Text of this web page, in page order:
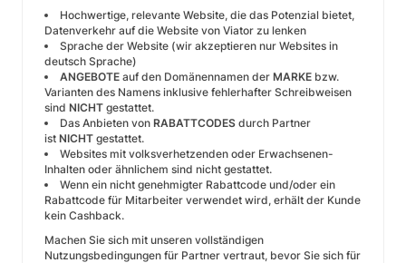
Hochwertige, relevante Website, die das Potenzial bietet,
Datenverkehr auf die Website von Viator zu lenken
Sprache der Website (wir akzeptieren nur Websites in
deutsch Sprache)
ANGEBOTE auf den Domänennamen der MARKE bzw.
Varianten des Namens inklusive fehlerhafter Schreibweisen
sind NICHT gestattet.
Das Anbieten von RABATTCODES durch Partner
ist NICHT gestattet.
Websites mit volksverhetzenden oder Erwachsenen-
Inhalten oder ähnlichem sind nicht gestattet.
Wenn ein nicht genehmigter Rabattcode und/oder ein
Rabattcode für Mitarbeiter verwendet wird, erhält der Kunde
kein Cashback.
Machen Sie sich mit unseren vollständigen
Nutzungsbedingungen für Partner vertraut, bevor Sie sich für